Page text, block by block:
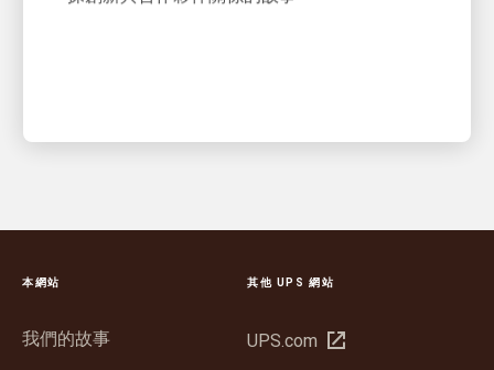
本網站
我們的故事
其他 UPS 網站
UPS.com 在